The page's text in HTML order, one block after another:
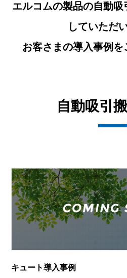
エルコムの製品の自動吸
していただ
お客さまの導入事例
自動吸引
キュート導入事例